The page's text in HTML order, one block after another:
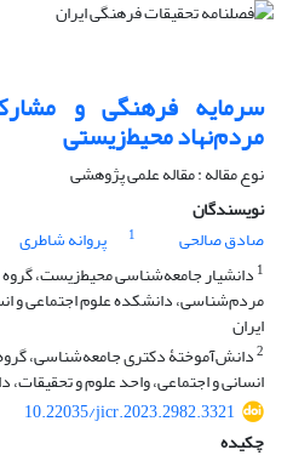
سرمایه فرهنگی و
مردم‌نهاد محیط‌زیستی
نوع مقاله : مقاله علمی پژوهشی
نویسندگان
صادق صالحی
1 پروانه شاطری
1 دانشیار جامعه‌شناسی محیط‌زیست،
مردم‌شناسی، دانشکده علوم‌ اجتماعی و
ایران
2دانش‌آموختۀ دکتری جامعه‌شناسی،
انسانی و اجتماعی، واحد علوم و تحقیقات،
10.22035/jicr.2023.2982.3321
چکیده